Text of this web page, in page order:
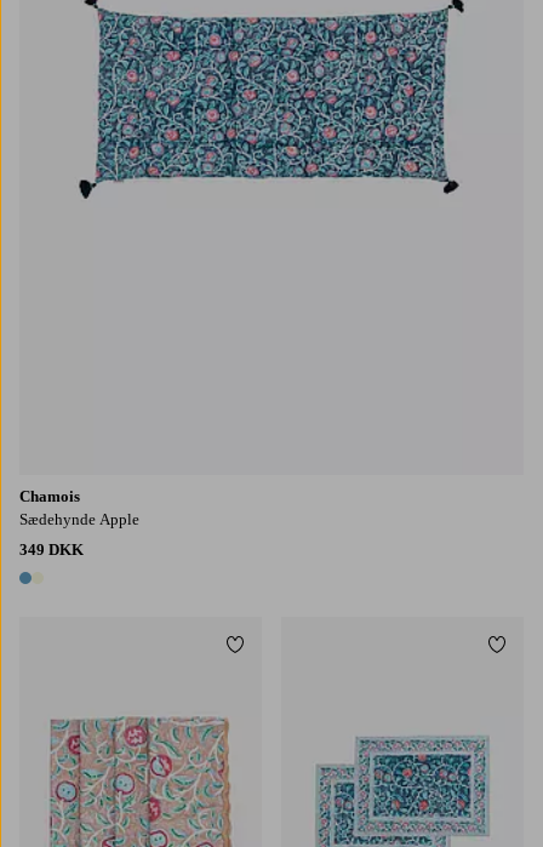
Chamois
Sædehynde Apple
349 DKK
2 farver
Tilføj til favoritter